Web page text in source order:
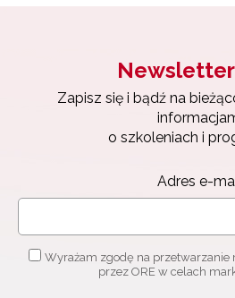
Newsletter
Zapisz się i bądź na
o szkoleniach i
Adres e-
Wyrażam zgodę na przetwarzanie
przez ORE w celach
Zapisuję się